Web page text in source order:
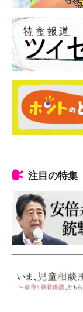
注目の特集